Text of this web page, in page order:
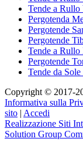
Tende a Rullo
Pergotenda
Pergotende
Pergotende
Tende a Rullo
Pergotende
Tende da
Copyright © 2017-
Informativa sulla
sito | Accedi
Realizzazione Siti
Solution Group